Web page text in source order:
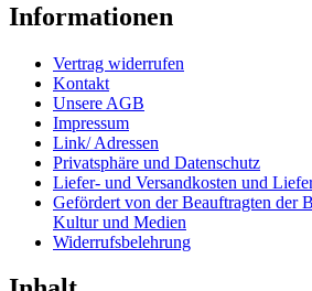
Informationen
Vertrag widerrufen
Kontakt
Unsere AGB
Impressum
Link/ Adressen
Privatsphäre und Datenschutz
Liefer- und Versandkosten und
Gefördert von der Beauftragten der
Kultur und Medien
Widerrufsbelehrung